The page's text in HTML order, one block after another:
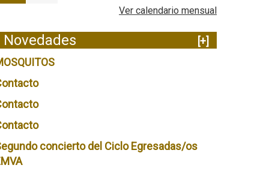
Ver calendario mensual
Novedades
[+]
concierto del Ciclo Egresadas/os